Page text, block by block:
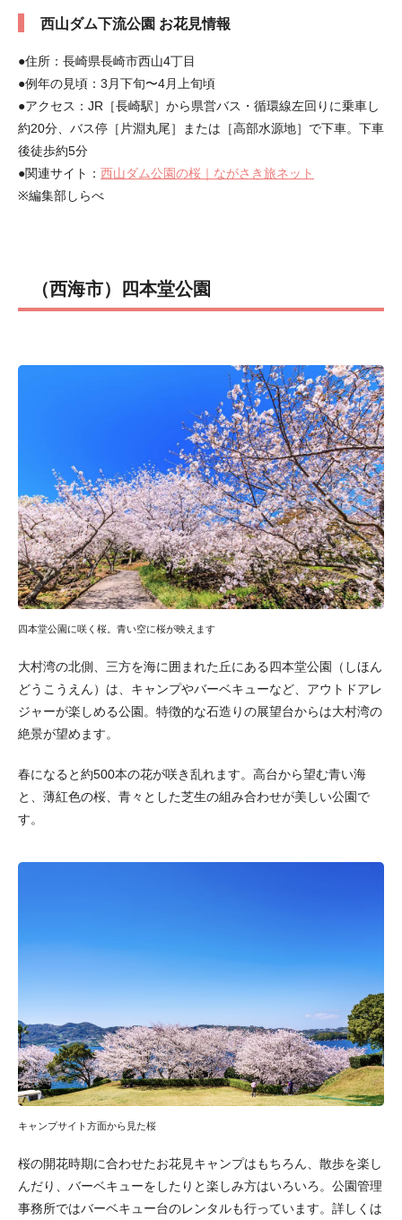
西山ダム下流公園 お花見情報
●住所：長崎県長崎市西山4丁目
●例年の見頃：3月下旬〜4月上旬頃
●アクセス：JR［長崎駅］から県営バス・循環線左回りに乗車し
約20分、バス停［片淵丸尾］または［高部水源地］で下車。下車
後徒歩約5分
●関連サイト： 西山ダム公園の桜｜ながさき旅ネット
※編集部しらべ
（西海市）四本堂公園
四本堂公園に咲く桜。青い空に桜が映えます
大村湾の北側、三方を海に囲まれた丘にある四本堂公園（しほん
どうこうえん）は、キャンプやバーベキューなど、アウトドアレ
ジャーが楽しめる公園。特徴的な石造りの展望台からは大村湾の
絶景が望めます。
春になると約500本の花が咲き乱れます。高台から望む青い海
と、薄紅色の桜、青々とした芝生の組み合わせが美しい公園で
す。
キャンプサイト方面から見た桜
桜の開花時期に合わせたお花見キャンプはもちろん、散歩を楽し
んだり、バーベキューをしたりと楽しみ方はいろいろ。公園管理
事務所ではバーベキュー台のレンタルも行っています。詳しくは